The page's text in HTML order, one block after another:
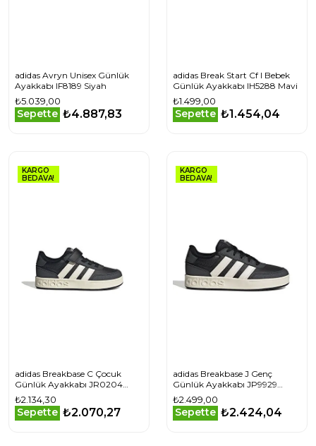
adidas Avryn Unisex Günlük
Ayakkabı IF8189 Siyah
₺5.039,00
Sepette ₺4.887,83
adidas Break Start Cf I Bebek
Günlük Ayakkabı IH5288 Mavi
₺1.499,00
Sepette ₺1.454,04
KARGO
BEDAVA!
adidas Breakbase C Çocuk
Günlük Ayakkabı JR0204
Siyah
₺2.134,30
Sepette ₺2.070,27
KARGO
BEDAVA!
adidas Breakbase J Genç
Günlük Ayakkabı JP9929
Siyah
₺2.499,00
Sepette ₺2.424,04